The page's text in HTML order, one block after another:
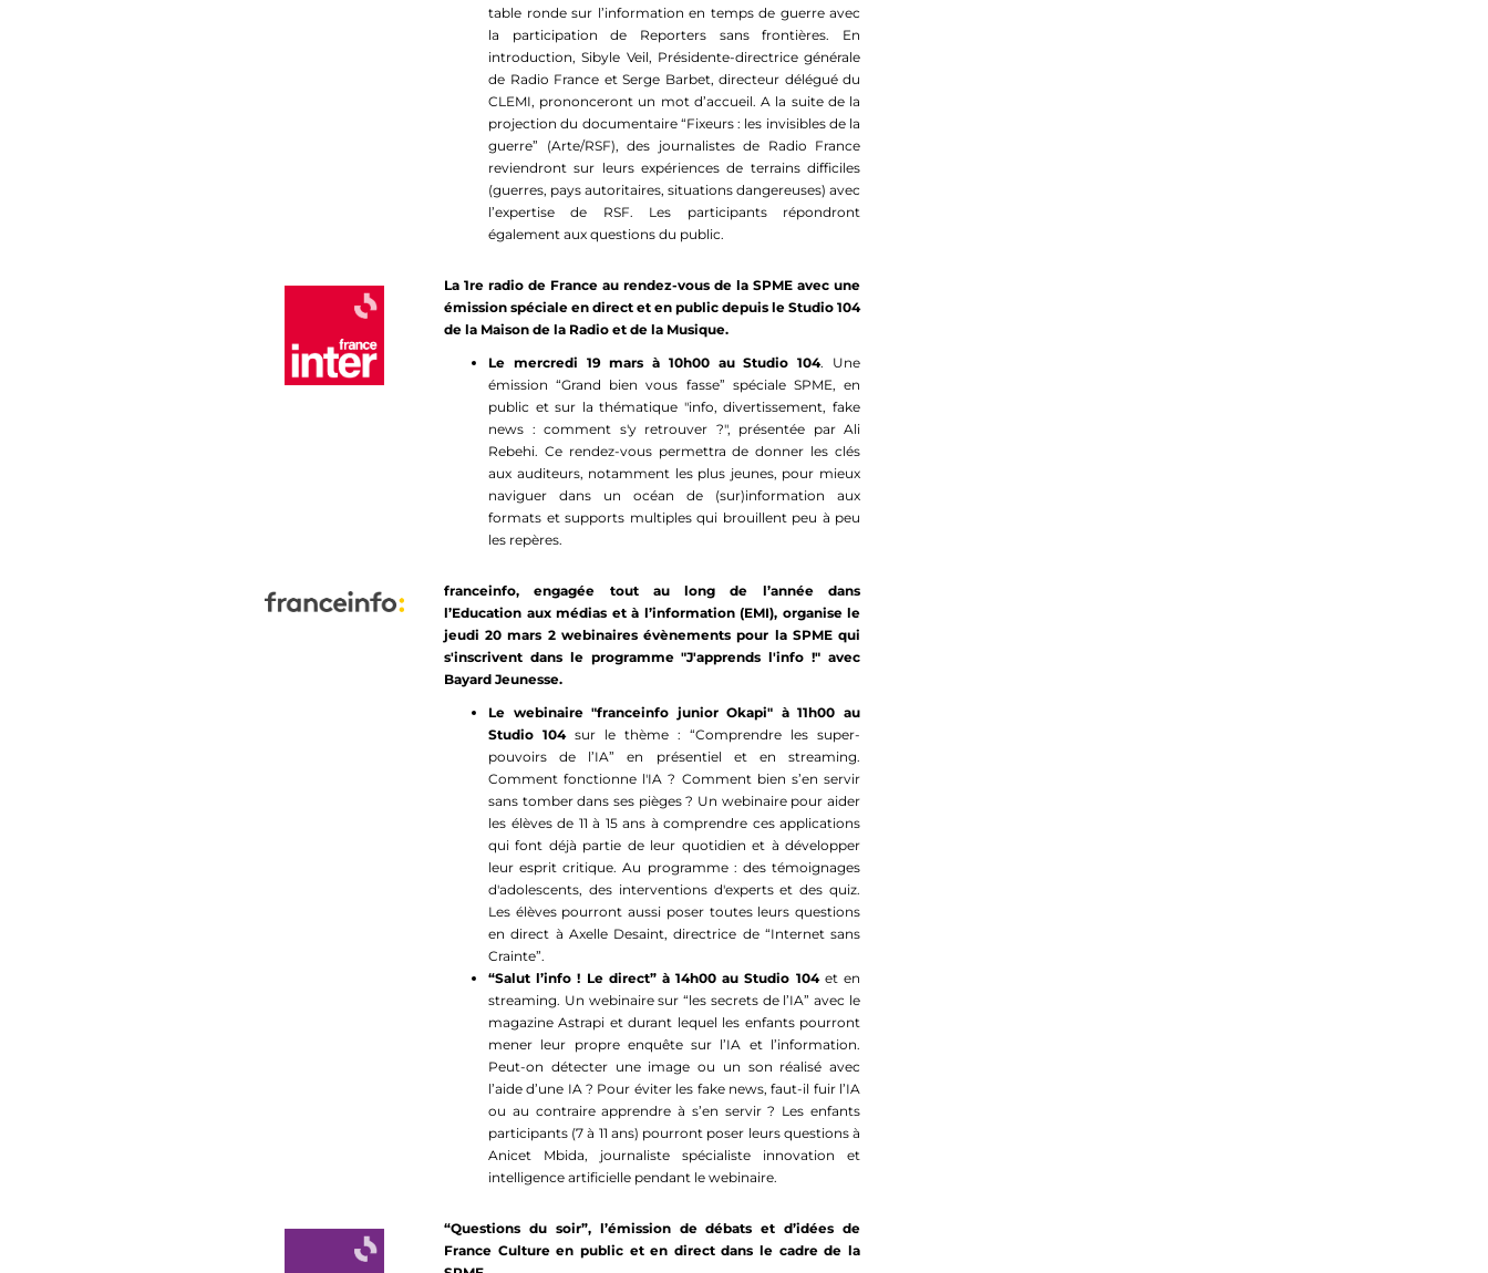
table ronde sur l’information en temps de guerre avec
la participation de Reporters sans frontières. En
introduction, Sibyle Veil, Présidente-directrice générale
de Radio France et Serge Barbet, directeur délégué du
CLEMI, prononceront un mot d’accueil. A la suite de la
projection du documentaire “Fixeurs : les invisibles de la
guerre” (Arte/RSF), des journalistes de Radio France
reviendront sur leurs expériences de terrains difficiles
(guerres, pays autoritaires, situations dangereuses) avec
l’expertise de RSF. Les participants répondront
également aux questions du public.
La 1re radio de France au rendez-vous de la SPME avec une
émission spéciale en direct et en public depuis le Studio 104
de la Maison de la Radio et de la Musique.
Le mercredi 19 mars à 10h00 au Studio 104. Une
émission “Grand bien vous fasse” spéciale SPME, en
public et sur la thématique "info, divertissement, fake
news : comment s'y retrouver ?", présentée par Ali
Rebehi. Ce rendez-vous permettra de donner les clés
aux auditeurs, notamment les plus jeunes, pour mieux
naviguer dans un océan de (sur)information aux
formats et supports multiples qui brouillent peu à peu
les repères.
franceinfo, engagée tout au long de l’année dans
l’Education aux médias et à l’information (EMI), organise le
jeudi 20 mars 2 webinaires évènements pour la SPME qui
s'inscrivent dans le programme "J'apprends l'info !" avec
Bayard Jeunesse.
Le webinaire "franceinfo junior Okapi" à 11h00 au
Studio 104sur le thème : “Comprendre les super-
pouvoirs de l’IA” en présentiel et en streaming.
Comment fonctionne l'IA ? Comment bien s’en servir
sans tomber dans ses pièges ? Un webinaire pour aider
les élèves de 11 à 15 ans à comprendre ces applications
qui font déjà partie de leur quotidien et à développer
leur esprit critique. Au programme : des témoignages
d'adolescents, des interventions d'experts et des quiz.
Les élèves pourront aussi poser toutes leurs questions
en direct à Axelle Desaint, directrice de “Internet sans
Crainte”.
“Salut l’info ! Le direct” à 14h00 au Studio 104et en
streaming. Un webinaire sur “les secrets de l’IA” avec le
magazine Astrapi et durant lequel les enfants pourront
mener leur propre enquête sur l’IA et l’information.
Peut-on détecter une image ou un son réalisé avec
l’aide d’une IA ? Pour éviter les fake news, faut-il fuir l’IA
ou au contraire apprendre à s’en servir ? Les enfants
participants (7 à 11 ans) pourront poser leurs questions à
Anicet Mbida, journaliste spécialiste innovation et
intelligence artificielle pendant le webinaire.
“Questions du soir”, l’émission de débats et d’idées de
France Culture en public et en direct dans le cadre de la